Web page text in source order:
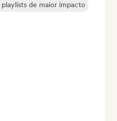
de maior impacto